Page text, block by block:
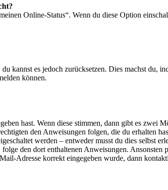
Online-Status“. Wenn du diese Option
kannst es jedoch zurücksetzen. Dies machst du,
können.
hast. Wenn diese stimmen, dann gibt es zwei
den Anweisungen folgen, die du erhalten
werden – entweder musst du dies selbst
den dort enthaltenen Anweisungen.
Adresse korrekt eingegeben wurde, dann